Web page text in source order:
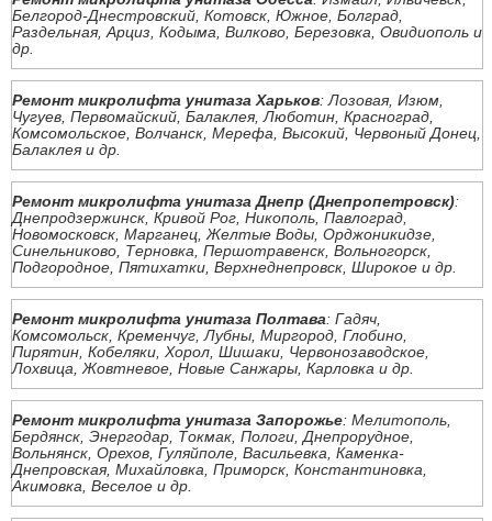
Белгород-Днестровский, Котовск, Южное, Болград,
Раздельная, Арциз, Кодыма, Вилково, Березовка, Овидиополь и
др.
Ремонт микролифта унитаза Харьков: Лозовая, Изюм,
Чугуев, Первомайский, Балаклея, Люботин, Красноград,
Комсомольское, Волчанск, Мерефа, Высокий, Червоный Донец,
Балаклея и др.
Ремонт микролифта унитаза Днепр (Днепропетровск):
Днепродзержинск, Кривой Рог, Никополь, Павлоград,
Новомосковск, Марганец, Желтые Воды, Орджоникидзе,
Синельниково, Терновка, Першотравенск, Вольногорск,
Подгородное, Пятихатки, Верхнеднепровск, Широкое и др.
Ремонт микролифта унитаза Полтава: Гадяч,
Комсомольск, Кременчуг, Лубны, Миргород, Глобино,
Пирятин, Кобеляки, Хорол, Шишаки, Червонозаводское,
Лохвица, Жовтневое, Новые Санжары, Карловка и др.
Ремонт микролифта унитаза Запорожье: Мелитополь,
Бердянск, Энергодар, Токмак, Пологи, Днепрорудное,
Вольнянск, Орехов, Гуляйполе, Васильевка, Каменка-
Днепровская, Михайловка, Приморск, Константиновка,
Акимовка, Веселое и др.